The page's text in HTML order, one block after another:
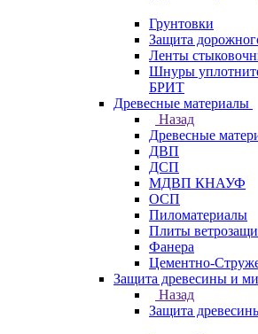
Грунтовки
Защита
Ленты
Шнуры
БРИТ
Древесные материалы
Назад
Древесные
ДВП
ДСП
МДВП КНАУФ
ОСП
Пиломатериалы
Плиты
Фанера
Цементно-
Защита древесины и
Назад
Защита